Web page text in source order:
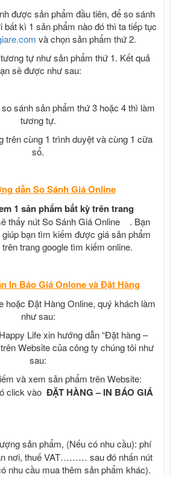
được sản phẩm đầu tiên, để so sánh
kì 1 sản phẩm nào đó thì ta tiếp tục
và chọn sản phẩm thứ 2.
tự như sản phẩm thứ 1. Kết quả
sẽ được như sau:
sánh sản phẩm thứ 3 hoặc 4 thì làm
tương tự.
trên cùng 1 trình duyệt và cùng 1 cữa
sổ.
dẫnSo Sánh Giá Online
1 sản phẩm bất kỳ trên trang
thấy nút So Sánh Giá Online
. Bạn
bạn tìm kiếm được giá sản phẩm
trang google tìm kiếm online.
In Báo Giá Onlone và Đặt Hàng
hoặc Đặt Hàng Online, quý khách làm
như sau:
Life xin hướng dẫn “Đặt hàng –
Website của công ty chúng tôi như
sau:
và xem sản phẩm trên Website:
click vào ĐẶT HÀNG – IN BÁO GIÁ
sản phẩm, (Nếu có nhu cầu): phí
nơi, thuế VAT……… sau đó nhấn nút
nhu cầu mua thêm sản phẩm khác).